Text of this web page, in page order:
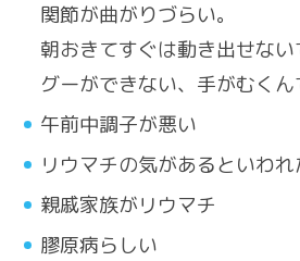
関節が曲がりづらい。
朝おきてすぐは動き出せない
グーができない、手がむくん
午前中調子が悪い
リウマチの気があるといわれ
親戚家族がリウマチ
膠原病らしい